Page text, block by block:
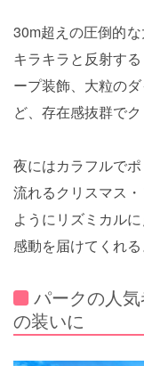
30m超えの圧倒的
キラキラと反射す
ープ装飾、大粒の
ど、存在感抜群で
夜にはカラフルで
流れるクリスマス
ようにリズミカル
感動を届けてくれる
パークの人
の装いに